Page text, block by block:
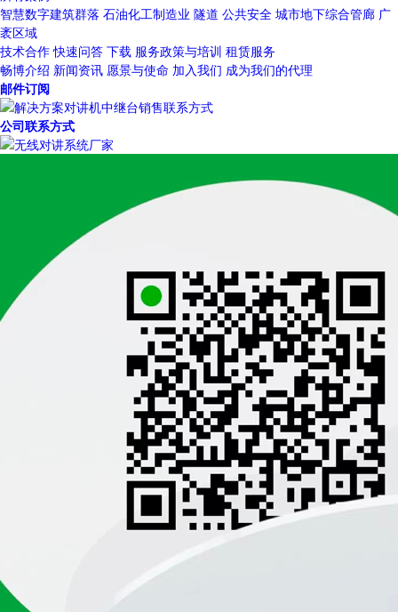
智慧数字建筑群落 石油化工制造业 隧道 公共安全 城市地下综合管廊 广
袤区域
技术合作 快速问答 下载 服务政策与培训 租赁服务
畅博介绍 新闻资讯 愿景与使命 加入我们 成为我们的代理
邮件订阅
公司联系方式